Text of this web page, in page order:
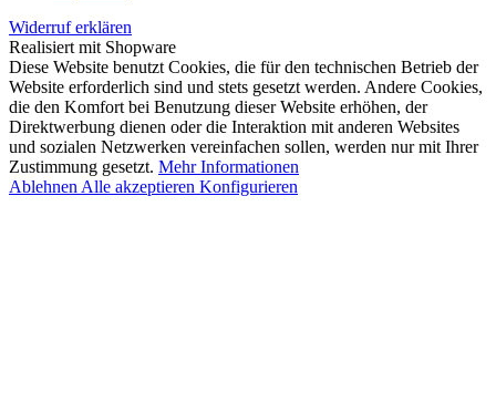
Widerruf erklären
Realisiert mit Shopware
Diese Website benutzt Cookies, die für den technischen Betrieb der
Website erforderlich sind und stets gesetzt werden. Andere Cookies,
die den Komfort bei Benutzung dieser Website erhöhen, der
Direktwerbung dienen oder die Interaktion mit anderen Websites
und sozialen Netzwerken vereinfachen sollen, werden nur mit Ihrer
Zustimmung gesetzt. Mehr Informationen
Ablehnen Alle akzeptieren Konfigurieren